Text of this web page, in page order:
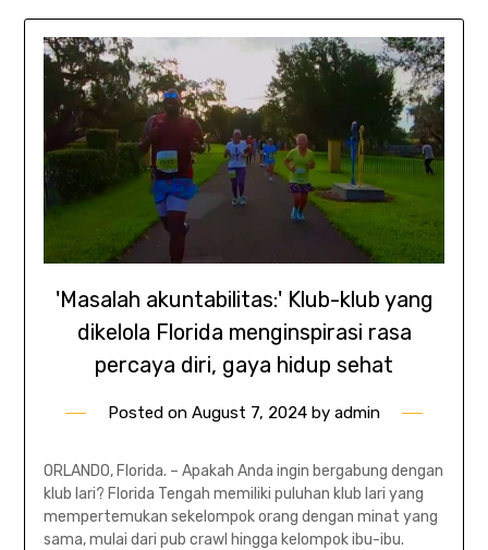
'Masalah akuntabilitas:' Klub-klub yang
dikelola Florida menginspirasi rasa
percaya diri, gaya hidup sehat
Posted on August 7, 2024 by admin
ORLANDO, Florida. – Apakah Anda ingin bergabung dengan
klub lari? Florida Tengah memiliki puluhan klub lari yang
mempertemukan sekelompok orang dengan minat yang
sama, mulai dari pub crawl hingga kelompok ibu-ibu.